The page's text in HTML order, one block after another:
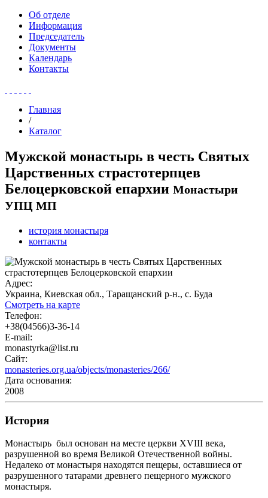
Об отделе
Информация
Председатель
Документы
Календарь
Контакты
Главная
/
Каталог
Мужской монастырь в честь Святых
Царственных страстотерпцев
Белоцерковской епархии Монастыри
УПЦ МП
история монастыря
контакты
Адрес:
Украина, Киевская обл., Таращанский р-н., с. Буда
Смотреть на карте
Телефон:
+38(04566)3-36-14
E-mail:
monastyrka@list.ru
Сайт:
monasteries.org.ua/objects/monasteries/266/
Дата основания:
2008
История
Монастырь был основан на месте церкви XVIII века,
разрушенной во время Великой Отечественной войны.
Недалеко от монастыря находятся пещеры, оставшиеся от
разрушенного татарами древнего пещерного мужского
монастыря.